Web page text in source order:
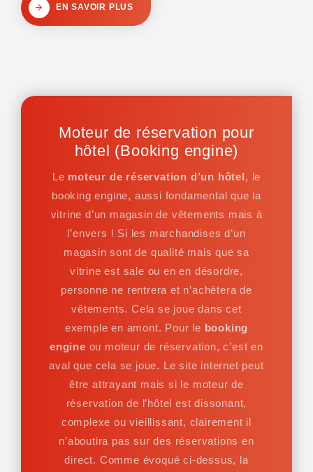
EN SAVOIR PLUS
Moteur de réservation pour
hôtel (Booking engine)
Le moteur de réservation d’un hôtel , le
booking engine, aussi fondamental que la
vitrine d’un magasin de vêtements mais à
l’envers ! Si les marchandises d’un
magasin sont de qualité mais que sa
vitrine est sale ou en en désordre,
personne ne rentrera et n’achètera de
vêtements. Cela se joue dans cet
exemple en amont. Pour le booking
engine ou moteur de réservation, c’est en
aval que cela se joue. Le site internet peut
être attrayant mais si le moteur de
réservation de l’hôtel est dissonant,
complexe ou vieillissant, clairement il
n’aboutira pas sur des réservations en
direct. Comme évoqué ci-dessus, la